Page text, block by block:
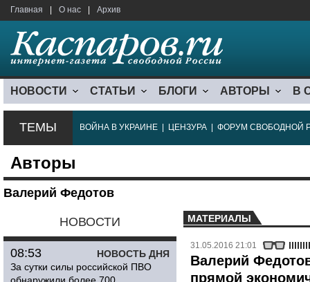
Главная О нас Архив
НОВОСТИ СТАТЬИ БЛОГИ АВТОРЫ В
ТЕМЫ ВОЙНА В УКРАИНЕ ЦЕНЗУРА ФОРУМ СВОБОДНОЙ
Авторы
Валерий Федотов
НОВОСТИ
НОВОСТЬ ДНЯ
08:53
За сутки силы российской ПВО
МАТЕРИАЛЫ
31.05.2016 21:01
Валерий
прямой